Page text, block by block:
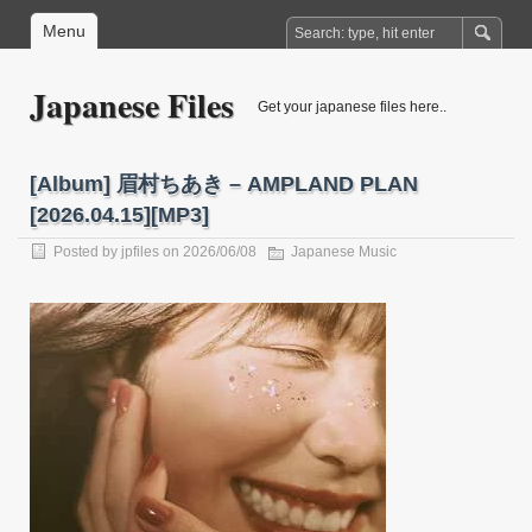
Menu
Japanese Files Get your japanese files here..
[Album] 眉村ちあき – AMPLAND PLAN
[2026.04.15][MP3]
Posted by jpfiles on 2026/06/08 Japanese Music